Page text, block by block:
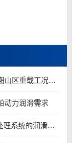
低粘度重载柴机油普及争议：国六重卡长期山区重载工况是否适合0W-20柴油机油？
动力润滑需求
雅富顿OEM经理王银辉分享混动车国7后处理系统的润滑油要求